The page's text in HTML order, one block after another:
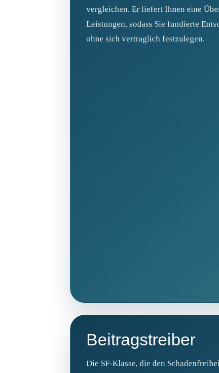
vergleichen. Er liefert Ihnen eine
Leistungen, sodass Sie fundierte
ohne sich vertraglich festzulegen.
Beitragstreiber
Die SF‑Klasse, die den